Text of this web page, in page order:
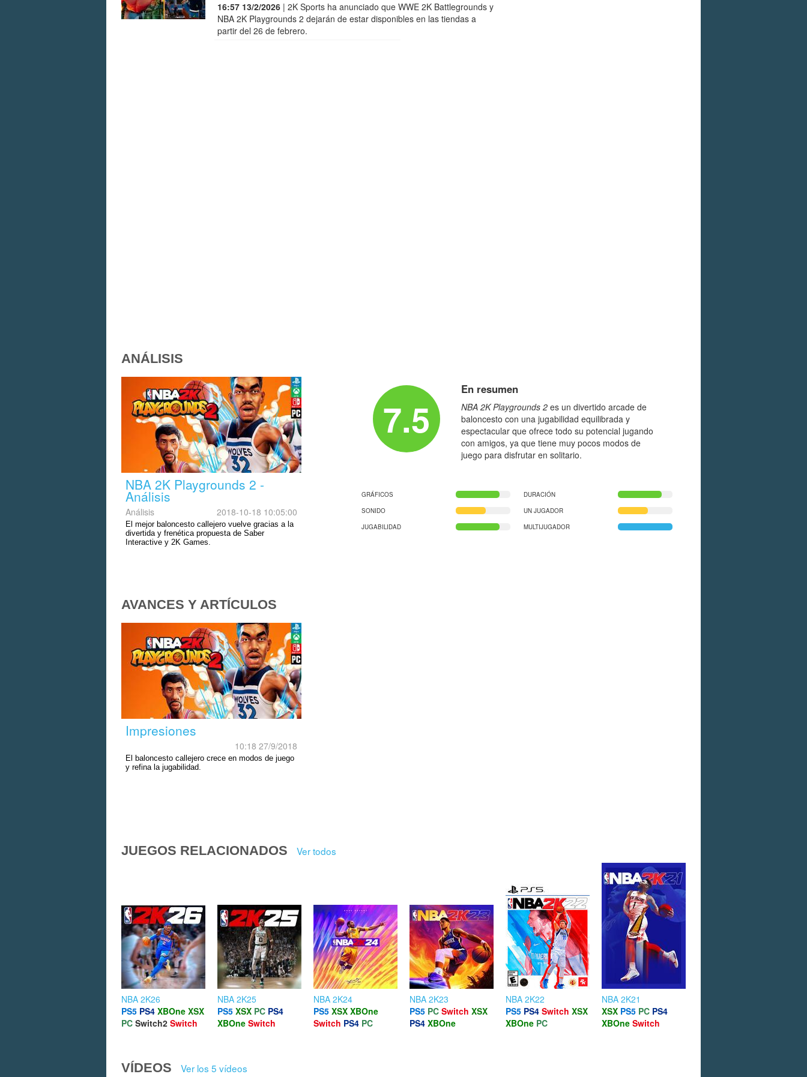
16:57 13/2/2026 | 2K Sports ha anunciado que WWE 2K Battlegrounds y
NBA 2K Playgrounds 2 dejarán de estar disponibles en las tiendas a
partir del 26 de febrero.
ANÁLISIS
NBA 2K Playgrounds 2 -
Análisis
Análisis 2018-10-18 10:05:00
El mejor baloncesto callejero vuelve gracias a la
divertida y frenética propuesta de Saber
Interactive y 2K Games.
7.5
En resumen
NBA 2K Playgrounds 2 es un divertido arcade de
baloncesto con una jugabilidad equilibrada y
espectacular que ofrece todo su potencial jugando
con amigos, ya que tiene muy pocos modos de
juego para disfrutar en solitario.
GRÁFICOS
DURACIÓN
SONIDO
UN JUGADOR
JUGABILIDAD
MULTIJUGADOR
AVANCES Y ARTÍCULOS
Impresiones
10:18 27/9/2018
El baloncesto callejero crece en modos de juego
y refina la jugabilidad.
JUEGOS RELACIONADOS Ver todos
NBA 2K26
PS5 PS4 XBOne XSX
PC Switch2 Switch
NBA 2K25
PS5 XSX PC PS4
XBOne Switch
NBA 2K24
PS5 XSX XBOne
Switch PS4 PC
NBA 2K23
PS5 PC Switch XSX
PS4 XBOne
NBA 2K22
PS5 PS4 Switch XSX
XBOne PC
NBA 2K21
XSX PS5 PC PS4
XBOne Switch
VÍDEOS Ver los 5 vídeos